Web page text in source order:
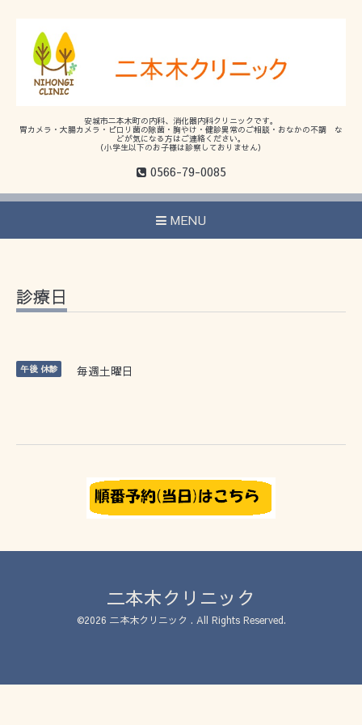
安城市二本木町の内科、消化器内科クリニックです。
胃カメラ・大腸カメラ・ピロリ菌の除菌・胸やけ・健診異常のご相談・おなかの不調 な
どが気になる方はご連絡ください。
（小学生以下のお子様は診察しておりません）
0566-79-0085
MENU
診療日
午後 休診 毎週土曜日
二本木クリニック
©2026 二本木クリニック . All Rights Reserved.